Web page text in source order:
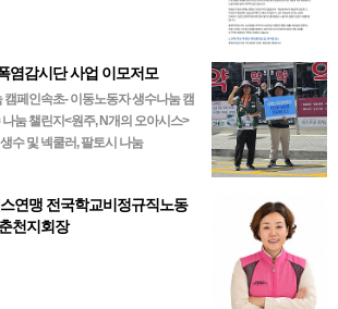
염감시단 사업 이모저모
캠페인속초- 이동노동자 생수나눔 캠
눔 챌린지<원주, N개의 오아시스>
수 및 넥쿨러, 팔토시 나눔
연맹 전국학교비정규직노동
천지회장